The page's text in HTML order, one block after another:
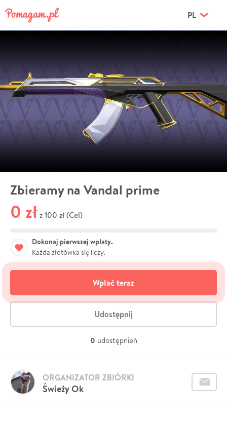
PL
Zbieramy na Vandal prime
0 zł z 100 zł (Cel)
Dokonaj pierwszej wpłaty.
Każda złotówka się liczy.
Wpłać teraz
Udostępnij
0 udostępnień
Świeży Ok
ORGANIZATOR ZBIÓRKI